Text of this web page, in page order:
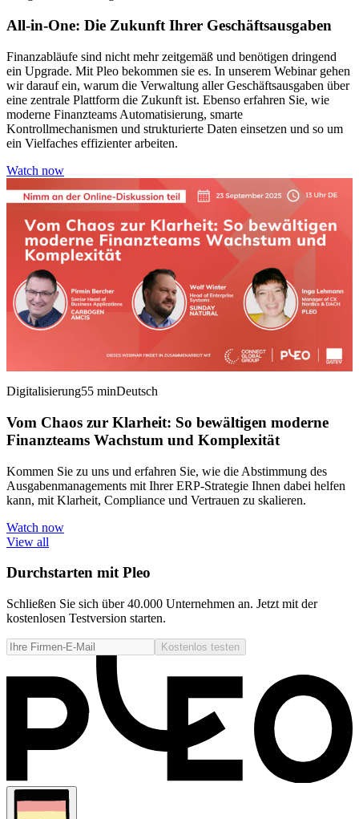
All-in-One: Die Zukunft Ihrer Geschäftsausgaben
Finanzabläufe sind nicht mehr zeitgemäß und benötigen dringend
ein Upgrade. Mit Pleo bekommen sie es. In unserem Webinar gehen
wir darauf ein, warum die Verwaltung aller Geschäftsausgaben über
eine zentrale Plattform die Zukunft ist. Ebenso erfahren Sie, wie
moderne Finanzteams Automatisierung, smarte
Kontrollmechanismen und strukturierte Daten einsetzen und so um
ein Vielfaches effizienter arbeiten.
Watch now
Digitalisierung55 minDeutsch
Vom Chaos zur Klarheit: So bewältigen moderne
Finanzteams Wachstum und Komplexität
Kommen Sie zu uns und erfahren Sie, wie die Abstimmung des
Ausgabenmanagements mit Ihrer ERP-Strategie Ihnen dabei helfen
kann, mit Klarheit, Compliance und Vertrauen zu skalieren.
Watch now
View all
Durchstarten mit Pleo
Schließen Sie sich über 40.000 Unternehmen an. Jetzt mit der
kostenlosen Testversion starten.
Kostenlos testen